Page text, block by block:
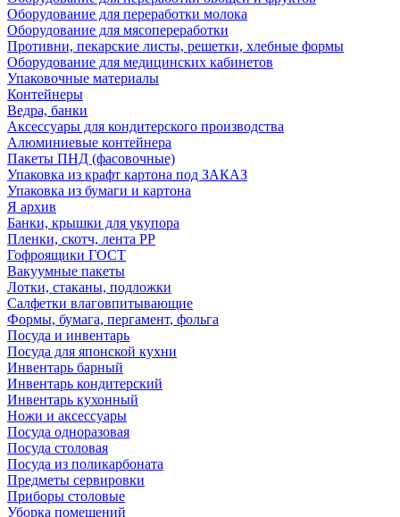
Оборудование для переработки молока
Оборудование для мясопереработки
Противни, пекарские листы, решетки, хлебные формы
Оборудование для медицинских кабинетов
Упаковочные материалы
Контейнеры
Ведра, банки
Аксессуары для кондитерского производства
Алюминиевые контейнера
Пакеты ПНД (фасовочные)
Упаковка из крафт картона под ЗАКАЗ
Упаковка из бумаги и картона
Я архив
Банки, крышки для укупора
Пленки, скотч, лента РР
Гофроящики ГОСТ
Вакуумные пакеты
Лотки, стаканы, подложки
Салфетки влаговпитывающие
Формы, бумага, пергамент, фольга
Посуда и инвентарь
Посуда для японской кухни
Инвентарь барный
Инвентарь кондитерский
Инвентарь кухонный
Ножи и аксессуары
Посуда одноразовая
Посуда столовая
Посуда из поликарбоната
Предметы сервировки
Приборы столовые
Уборка помещений